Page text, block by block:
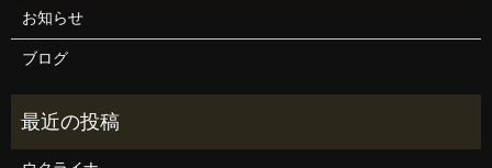
お知らせ
ブログ